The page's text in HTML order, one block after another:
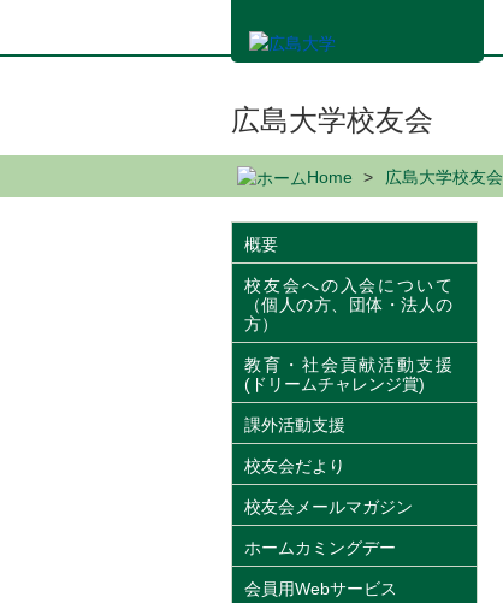
ン
広島大学校友会
Home 広島大学校友会
概要
校友会への入会について
（個人の方、団体・法人の
方）
教育・社会貢献活動支援
(ドリームチャレンジ賞)
課外活動支援
校友会だより
校友会メールマガジン
ホームカミングデー
会員用Webサービス